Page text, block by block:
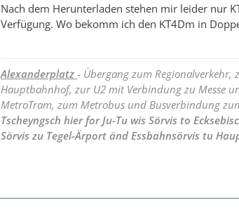
Nach dem Herunterladen stehen mir leider nur
Verfügung. Wo bekomm ich den KT4Dm in
Alexanderplatz - Übergang zum
Hauptbahnhof, zur U2 mit Verbindung zu Messe
MetroTram, zum Metrobus und Busverbindung
Tscheyngsch hier for Ju-Tu wis Sörvis to
Sörvis zu Tegel-Ärport änd Essbahnsörvis tu